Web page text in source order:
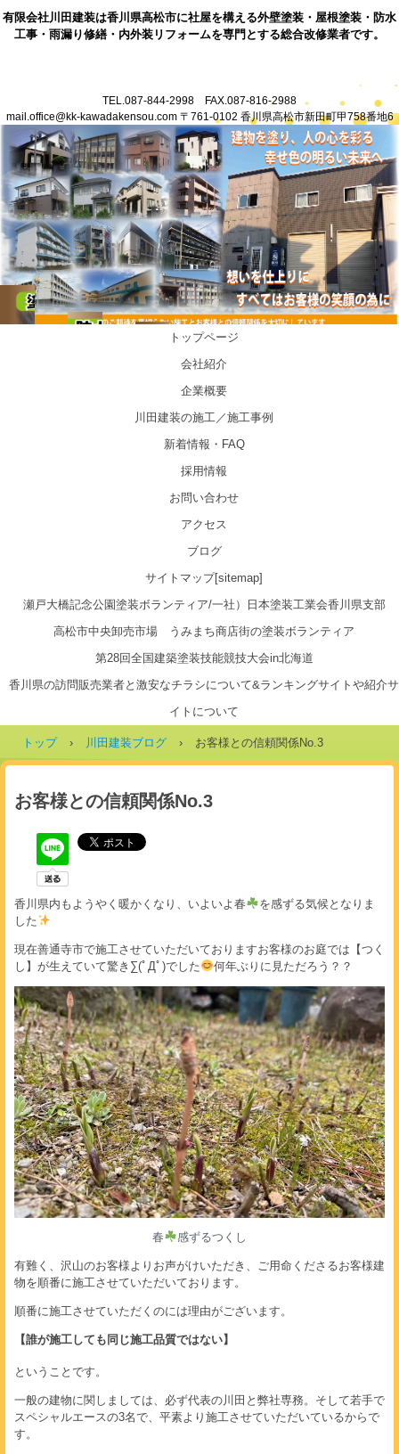
有限会社川田建装は香川県高松市に社屋を構える外壁塗装・屋根塗装・防水
工事・雨漏り修繕・内外装リフォームを専門とする総合改修業者です。
TEL.087-844-2998 FAX.087-816-2988
mail.office@kk-kawadakensou.com 〒761-0102 香川県高松市新田町甲758番地6
香川県高松市塗装業・防水業・各種内外装リフォーム・雨漏り修繕を
行う総合改修会社川田建装
トップページ
会社紹介
企業概要
川田建装の施工／施工事例
新着情報・FAQ
採用情報
お問い合わせ
アクセス
ブログ
サイトマップ[sitemap]
瀬戸大橋記念公園塗装ボランティア/一社）日本塗装工業会香川県支部
高松市中央卸売市場 うみまち商店街の塗装ボランティア
第28回全国建築塗装技能競技大会in北海道
香川県の訪問販売業者と激安なチラシについて&ランキングサイトや紹介サ
イトについて
トップ › 川田建装ブログ › お客様との信頼関係No.3
お客様との信頼関係No.3
香川県内もようやく暖かくなり、いよいよ春
を感ずる気候となりま
した
現在善通寺市で施工させていただいておりますお客様のお庭では【つく
し】が生えていて驚き∑(ﾟДﾟ)でした
何年ぶりに見ただろう？？
春 感ずるつくし
有難く、沢山のお客様よりお声がけいただき、ご用命くださるお客様建
物を順番に施工させていただいております。
順番に施工させていただくのには理由がございます。
【誰が施工しても同じ施工品質ではない】
ということです。
一般の建物に関しましては、必ず代表の川田と弊社専務。そして若手で
スペシャルエースの3名で、平素より施工させていただいているからで
す。